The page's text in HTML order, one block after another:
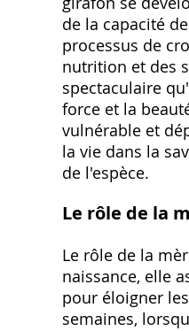
de la capacité
processus de
nutrition et des
spectaculaire
force et la
vulnérable et
la vie dans la
de l'espèce.
Le rôle de la
Le rôle de la
naissance, elle
pour éloigner
semaines,